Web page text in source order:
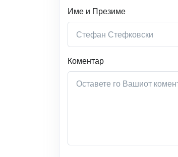
Име и Презиме
Коментар